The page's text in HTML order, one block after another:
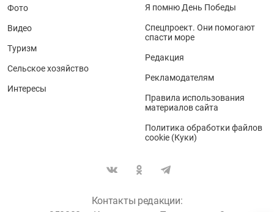
Фото
Видео
Туризм
Сельское хозяйство
Интересы
Я помню День Победы
Спецпроект. Они помогают
спасти море
Редакция
Рекламодателям
Правила использования
материалов сайта
Политика обработки файлов
cookie (Куки)
Контакты редакции: